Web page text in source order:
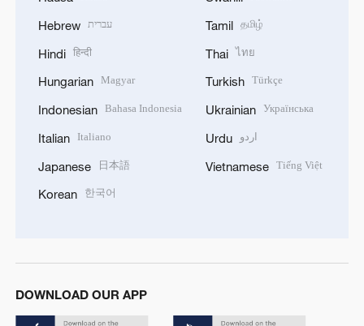
Hebrew עברית
Hindi हिन्दी
Hungarian Magyar
Indonesian Bahasa Indonesia
Italian Italiano
Japanese 日本語
Korean 한국어
Tamil தமிழ்
Thai ไทย
Turkish Türkçe
Ukrainian Українська
Urdu اردو
Vietnamese Tiếng Việt
DOWNLOAD OUR APP